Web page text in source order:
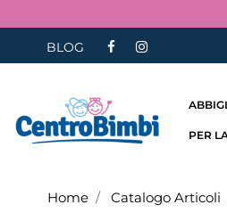
BLOG
PER
Home Catalogo Articoli